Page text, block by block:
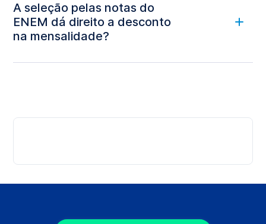
A seleção pelas notas do
ENEM dá direito a desconto
na mensalidade?